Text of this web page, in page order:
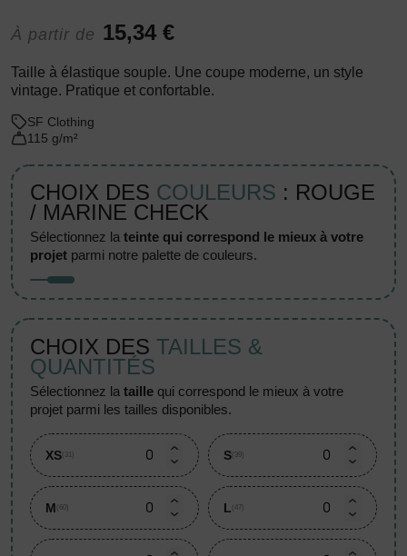
À partir de 15,34 €
Taille à élastique souple. Une coupe moderne, un style
vintage. Pratique et confortable.
SF Clothing
115 g/m²
CHOIX DES COULEURS : ROUGE
/ MARINE CHECK
sélectionnez lateinte qui correspond le mieux à votre
projet parmi notre palette de couleurs.
CHOIX DES TAILLES &
QUANTITÉS
sélectionnez lataille qui correspond le mieux à votre
projet parmi les tailles disponibles.
XS (31) S (39)
M (60) L (47)